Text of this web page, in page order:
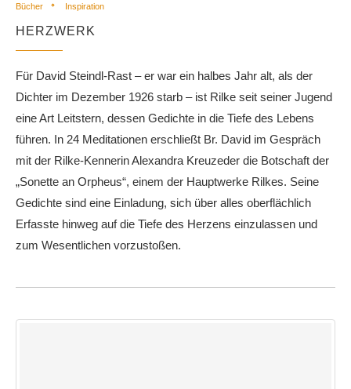
Bücher Inspiration
HERZWERK
Für David Steindl-Rast – er war ein halbes Jahr alt, als der
Dichter im Dezember 1926 starb – ist Rilke seit seiner Jugend
eine Art Leitstern, dessen Gedichte in die Tiefe des Lebens
führen. In 24 Meditationen erschließt Br. David im Gespräch
mit der Rilke-Kennerin Alexandra Kreuzeder die Botschaft der
„Sonette an Orpheus“, einem der Hauptwerke Rilkes. Seine
Gedichte sind eine Einladung, sich über alles oberflächlich
Erfasste hinweg auf die Tiefe des Herzens einzulassen und
zum Wesentlichen vorzustoßen.